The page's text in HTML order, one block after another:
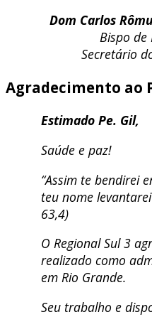
Dom Carlos
Bispo de
Secretário
Agradecimento ao
Estimado Pe. Gil,
Saúde e paz!
“Assim te bendirei
teu nome
63,4)
O Regional Sul 3
realizado como
em Rio Grande.
Seu trabalho e